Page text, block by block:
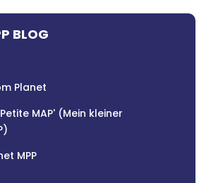
BLOG
Planet
MAP' (Mein kleiner
MPP